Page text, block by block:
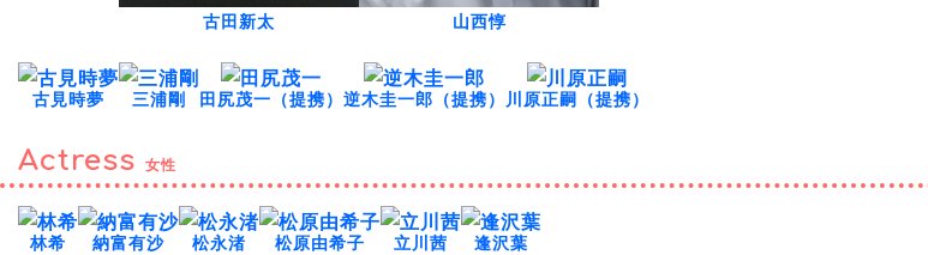
古田新太 山西惇
古見時夢 三浦剛 田尻茂一（提携） 逆木圭一郎（提携） 川原正嗣（提携）
Actress 女性
林希 納富有沙 松永渚 松原由希子 立川茜 逢沢葉